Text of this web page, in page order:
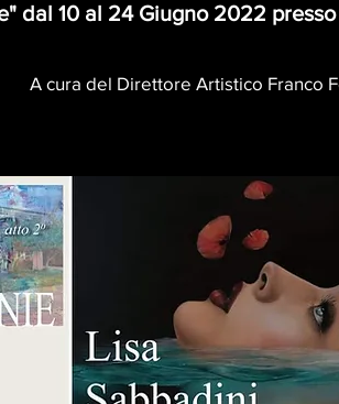
dal 10 al 24 Giugno 2022
A cura del Direttore Artistico Franco